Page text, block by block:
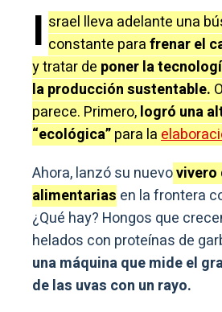
I srael lleva adelante una
constante parafrenar el
y tratar de poner la
la producción sustentable.
parece. Primero,logró una
“ecológica”para la
Ahora, lanzó su nuevovivero
alimentarias en la frontera
¿Qué hay? Hongos que
helados con proteínas de
una máquina que mide el
de las uvas con un rayo.